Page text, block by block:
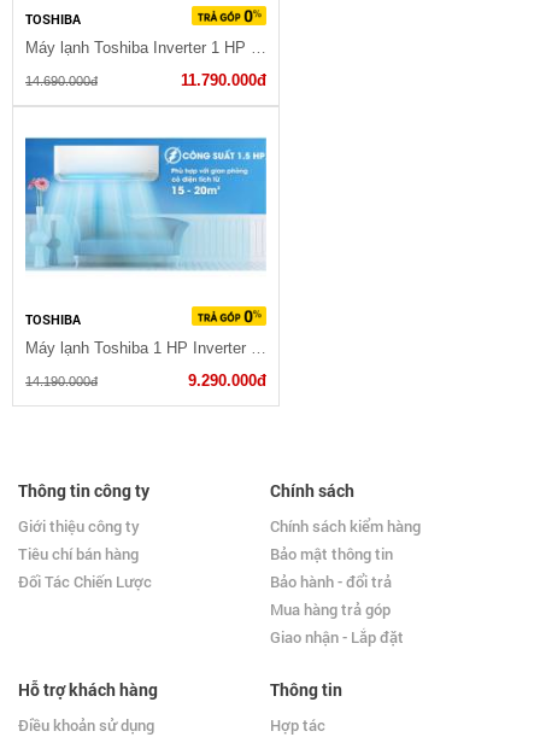
TOSHIBA
14.690.000đ 11.790.000đ
TOSHIBA
14.190.000đ 9.290.000đ
Thông tin công ty
Giới thiệu công ty
Tiêu chí bán hàng
Đối Tác Chiến Lược
Chính sách
Chính sách kiểm hàng
Bảo mật thông tin
Bảo hành - đổi trả
Mua hàng trả góp
Giao nhận - Lắp đặt
Hỗ trợ khách hàng
Điều khoản sử dụng
Thông tin
Hợp tác